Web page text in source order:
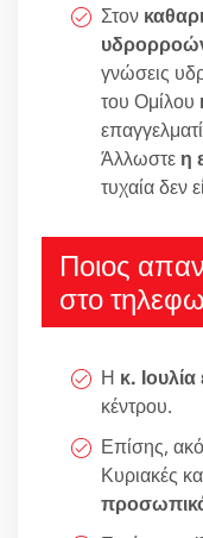
Στον
γνώσεις
του Ομίλου
Άλλωστε η
τυχαία δεν
Ποιος
στο
Η κ. Ιουλία
κέντρου.
Επίσης,
Κυριακές